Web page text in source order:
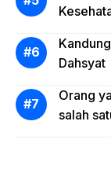
Dahsyat
Orang
salah